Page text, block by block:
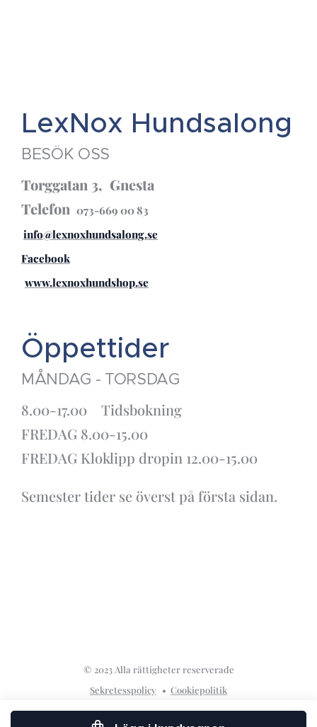
LexNox Hundsalong
BESÖK OSS
Torggatan 3, Gnesta
Telefon 073-669 00 83
info@lexnoxhundsalong.se
Facebook
www.lexnoxhundshop.se
Öppettider
MÅNDAG - TORSDAG
8.00-17.00 Tidsbokning
FREDAG 8.00-15.00
FREDAG Kloklipp dropin 12.00-15.00
Semester tider se överst på första sidan.
© 2023 Alla rättigheter reserverade
Sekretesspolicy
Cookiepolitik